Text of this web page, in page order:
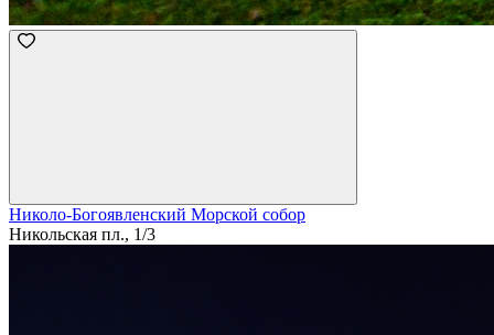
Николо-Богоявленский Морской собор
Никольская пл., 1/3